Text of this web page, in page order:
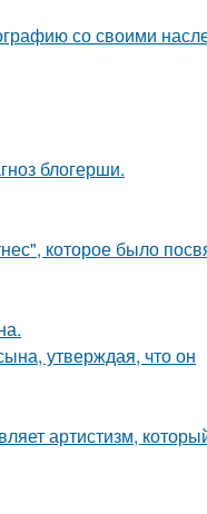
со своими
блогерши.
которое было
утверждая, что он
артистизм,